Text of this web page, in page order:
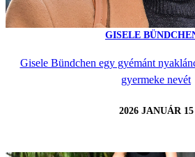
GISELE
Gisele Bündchen egy gyémánt
gyermeke nevét
2026 JANUÁR 15